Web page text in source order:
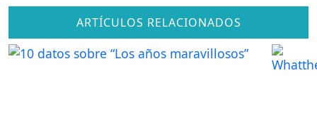
ARTÍCULOS RELACIONADOS